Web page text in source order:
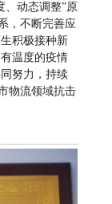
、动态调整”原
，不断完善应
积极接种新
温度的疫情
努力，持续
物流领域抗击